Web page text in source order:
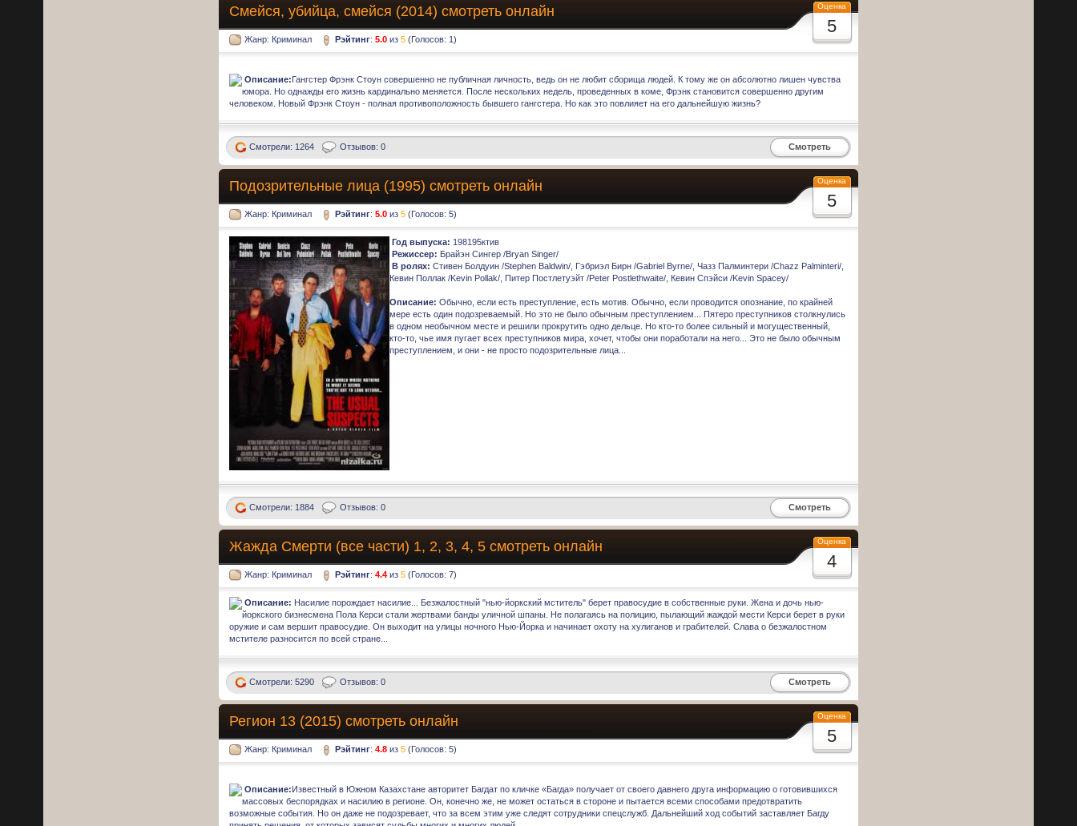
Смейся, убийца, смейся (2014) смотреть онлайн
Жанр: Криминал Рэйтинг: 5.0из 5(Голосов: 1)
Оценка
5
Описание:Гангстер Фрэнк Стоун совершенно не публичная личность, ведь он не любит сборища людей. К тому же он абсолютно лишен чувства
юмора. Но однажды его жизнь кардинально меняется. После нескольких недель, проведенных в коме, Фрэнк становится совершенно другим
человеком. Новый Фрэнк Стоун - полная противоположность бывшего гангстера. Но как это повлияет на его дальнейшую жизнь?
Смотреть
Смотрели: 1264 Отзывов: 0
Подозрительные лица (1995) смотреть онлайн
Жанр: Криминал Рэйтинг: 5.0из 5(Голосов: 5)
Оценка
5
Год выпуска: 198195ктив
Режиссер: Брайэн Сингер /Bryan Singer/
В ролях: Стивен Болдуин /Stephen Baldwin/, Гэбриэл Бирн /Gabriel Byrne/, Чазз Палминтери /Chazz Palminteri/,
Кевин Поллак /Kevin Pollak/, Питер Постлетуэйт /Peter Postlethwaite/, Кевин Спэйси /Kevin Spacey/
Описание: Обычно, если есть преступление, есть мотив. Обычно, если проводится опознание, по крайней
мере есть один подозреваемый. Но это не было обычным преступлением... Пятеро преступников столкнулись
в одном необычном месте и решили прокрутить одно дельце. Но кто-то более сильный и могущественный,
кто-то, чье имя пугает всех преступников мира, хочет, чтобы они поработали на него... Это не было обычным
преступлением, и они - не просто подозрительные лица...
Смотреть
Смотрели: 1884 Отзывов: 0
Жажда Смерти (все части) 1, 2, 3, 4, 5 смотреть онлайн
Жанр: Криминал Рэйтинг: 4.4из 5(Голосов: 7)
Оценка
4
Описание: Насилие порождает насилие... Безжалостный "нью-йоркский мститель" берет правосудие в собственные руки. Жена и дочь нью-
йоркского бизнесмена Пола Керси стали жертвами банды уличной шпаны. Не полагаясь на полицию, пылающий жаждой мести Керси берет в руки
оружие и сам вершит правосудие. Он выходит на улицы ночного Нью-Йорка и начинает охоту на хулиганов и грабителей. Слава о безжалостном
мстителе разносится по всей стране...
Смотреть
Смотрели: 5290 Отзывов: 0
Регион 13 (2015) смотреть онлайн
Жанр: Криминал Рэйтинг: 4.8из 5(Голосов: 5)
Оценка
5
Описание:Известный в Южном Казахстане авторитет Багдат по кличке «Багда» получает от своего давнего друга информацию о готовившихся
массовых беспорядках и насилию в регионе. Он, конечно же, не может остаться в стороне и пытается всеми способами предотвратить
возможные события. Но он даже не подозревает, что за всем этим уже следят сотрудники спецслужб. Дальнейший ход событий заставляет Багду